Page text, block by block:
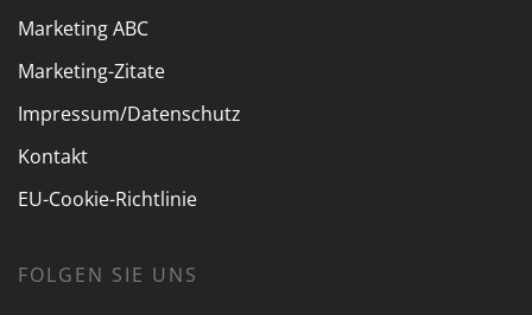
Marketing ABC
Marketing-Zitate
Impressum/Datenschutz
Kontakt
EU-Cookie-Richtlinie
FOLGEN SIE UNS